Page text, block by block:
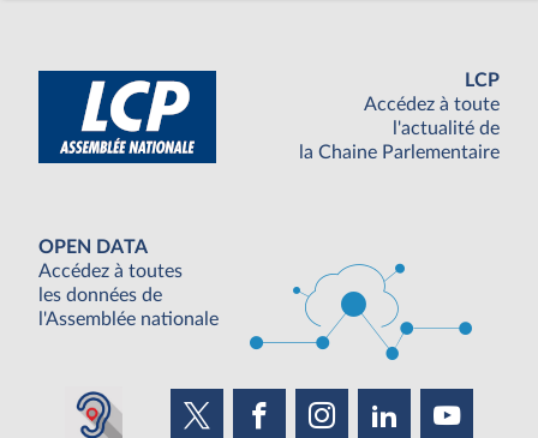
LCP
Accédez à toute
l'actualité de
la Chaine Parlementaire
OPEN DATA
Accédez à toutes
les données de
l'Assemblée nationale